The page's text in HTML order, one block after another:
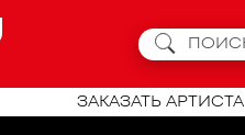
ЗАКАЗАТЬ АРТИСТА